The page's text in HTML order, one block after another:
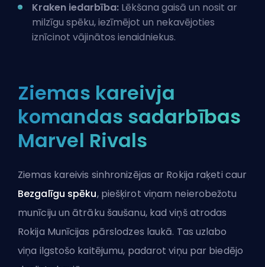
Kraken iedarbība: Lēkšana gaisā un nosit ar
milzīgu spēku, iezīmējot un nekavējoties
iznīcinot vājinātos ienaidniekus.
Ziemas kareivja
komandas sadarbības
Marvel Rivals
Ziemas kareivis sinhronizējas ar Rokija raķeti caur
Bezgalīgu spēku, piešķirot viņam neierobežotu
munīciju un ātrāku šaušanu, kad viņš atrodas
Rokija Munīcijas pārslodzes laukā. Tas uzlabo
viņa ilgstošo kaitējumu, padarot viņu par biedējo